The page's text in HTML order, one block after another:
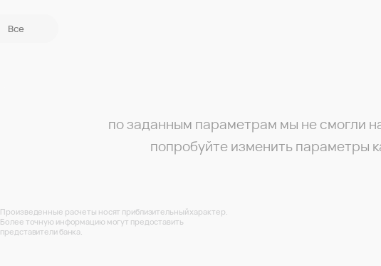
Все
по заданным параметрам мы не смогли
попробуйте изменить параметры
Произведенные расчеты носят приблизительный характер.
Более точную информацию могут предоставить
представители банка.